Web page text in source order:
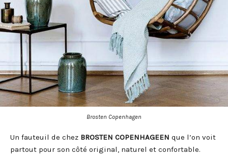
Brosten Copenhagen
Un fauteuil de chez BROSTEN COPENHAGEEN que l’on voit
partout pour son côté original, naturel et confortable.